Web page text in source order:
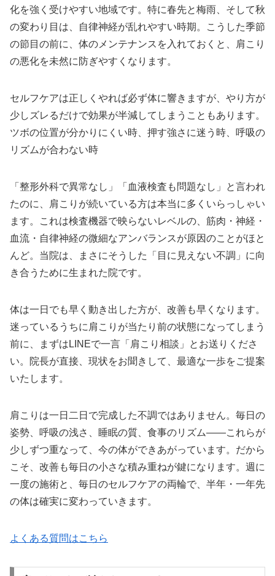
化を強く受けやすい地域です。特に春先と梅雨、そして秋
の変わり目は、自律神経が乱れやすい時期。こうした季節
の節目の前に、体のメンテナンスを入れておくと、肩こり
の悪化を未然に防ぎやすくなります。
セルフケアは正しくやれば必ず体に響きますが、やり方が
少しズレるだけで効果が半減してしまうこともあります。
ツボの位置が分かりにくい時、押す強さに迷う時、呼吸の
リズムが合わない時
「整形外科で異常なし」「血液検査も問題なし」と言われ
たのに、肩こりが続いている方は本当に多くいらっしゃい
ます。これは検査機器で映らないレベルの、筋肉・神経・
血流・自律神経の微細なアンバランスが原因のことがほと
んど。当院は、まさにそうした「目に見えない不調」に向
き合うために生まれた院です。
体は一日でも早く動き出した方が、改善も早くなります。
迷っているうちに肩こりが当たり前の状態になってしまう
前に、まずはLINEで一言「肩こり相談」とお送りくださ
い。院長が直接、現状をお聞きして、最適な一歩をご提案
いたします。
肩こりは一日二日で完成した不調ではありません。毎日の
姿勢、呼吸の浅さ、睡眠の質、食事のリズム——これらが
少しずつ重なって、今の体ができあがっています。だから
こそ、改善も毎日の小さな積み重ねが鍵になります。週に
一度の施術と、毎日のセルフケアの両輪で、半年・一年先
の体は確実に変わっていきます。
よくある質問はこちら